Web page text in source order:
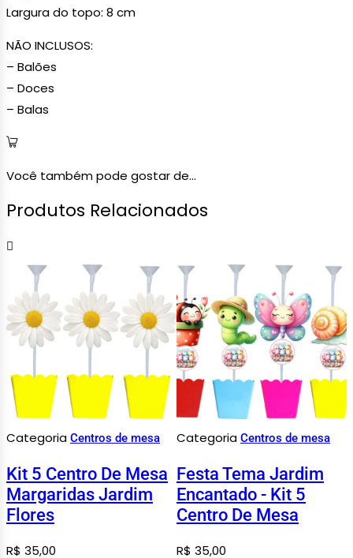
Largura do topo: 8 cm
NÃO INCLUSOS:
– Balões
– Doces
– Balas
Você também pode gostar de...
Produtos Relacionados
Categoria Centros de mesa
Kit 5 Centro De Mesa
Margaridas Jardim
Flores
R$ 35,00
Categoria Centros de mesa
Festa Tema Jardim
Encantado - Kit 5
Centro De Mesa
R$ 35,00